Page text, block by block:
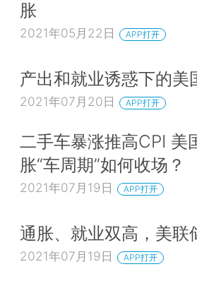
胀
2021年05月22日 APP打开
产出和就业诱惑下的美
2021年07月20日 APP打开
二手车暴涨推高CPI 美
胀“车周期”如何收场？
2021年07月19日 APP打开
通胀、就业双高，美联
2021年07月19日 APP打开